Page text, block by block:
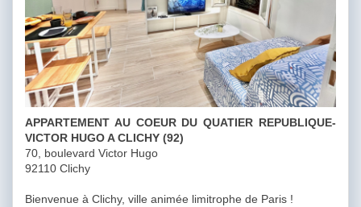
APPARTEMENT AU COEUR DU QUATIER REPUBLIQUE-
VICTOR HUGO A CLICHY (92)
70, boulevard Victor Hugo
92110 Clichy
Bienvenue à Clichy, ville animée limitrophe de Paris !